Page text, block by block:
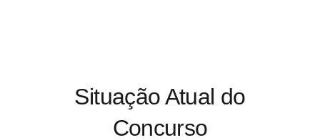
Situação Atual do
Concurso